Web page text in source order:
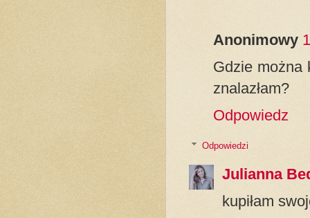
Anonimowy
Gdzie można
znalazłam?
Odpowiedz
Odpowiedzi
Julianna
kupiłam